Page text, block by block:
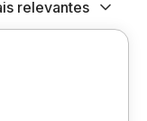
relevantes